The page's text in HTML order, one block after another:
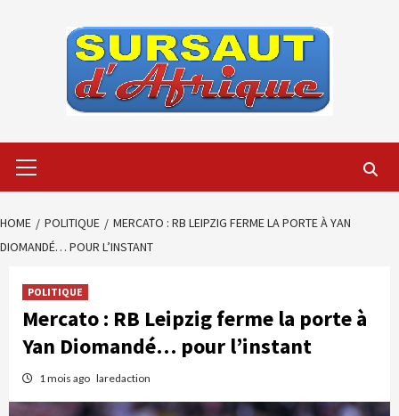
Menu
HOME POLITIQUE
MERCATO : RB LEIPZIG FERME LA PORTE À YAN
DIOMANDÉ… POUR L’INSTANT
POLITIQUE
Mercato : RB Leipzig ferme la porte à
Yan Diomandé… pour l’instant
1 mois ago laredaction